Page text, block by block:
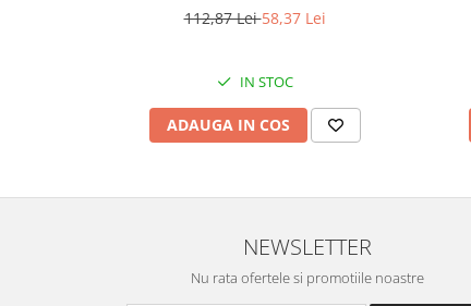
112,87 Lei58,37 Lei
IN STOC
ADAUGA IN COS
NEWSLETTER
Nu rata ofertele si promotiile noastre